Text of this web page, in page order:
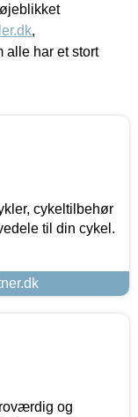
,
alle har et stort
cykeltilbehør
til din cykel.
og